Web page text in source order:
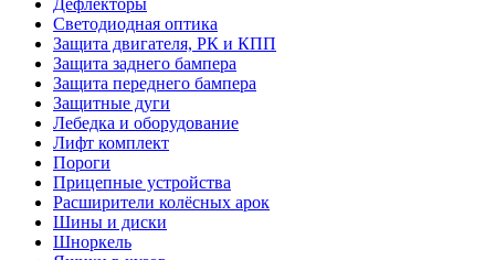
Светодиодная оптика
Защита двигателя, РК и КПП
Защита заднего бампера
Защита переднего бампера
Защитные дуги
Лебедка и оборудование
Лифт комплект
Пороги
Прицепные устройства
Расширители колёсных арок
Шины и диски
Шноркель